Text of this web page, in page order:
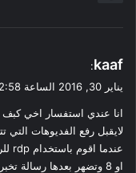
ي
ل
kaaf
:
يناير 30, 2016 الساعة 12:58 م
انا عندي استفسار اخي
لايقبل رفع الفديوهات